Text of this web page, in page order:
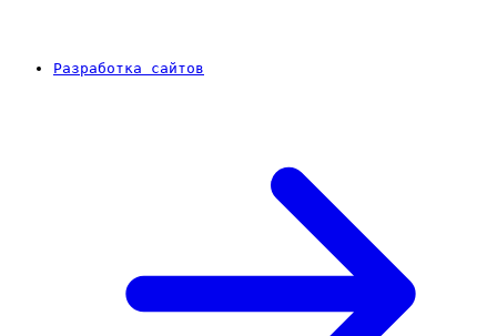
Разработка сайтов